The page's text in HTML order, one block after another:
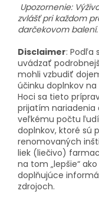
Upozornenie:
zvlášť pri každom
darčekovom balení.
Disclaimer: Podľa
uvádzať
mohli vzbudiť
účinku doplnkov
Hoci sa tieto
prijatím nariadenia
veľkému počtu
doplnkov, ktoré sú
renomovaných
liek (liečivo)
na tom „lepšie“
doplňujúce
zdrojoch.